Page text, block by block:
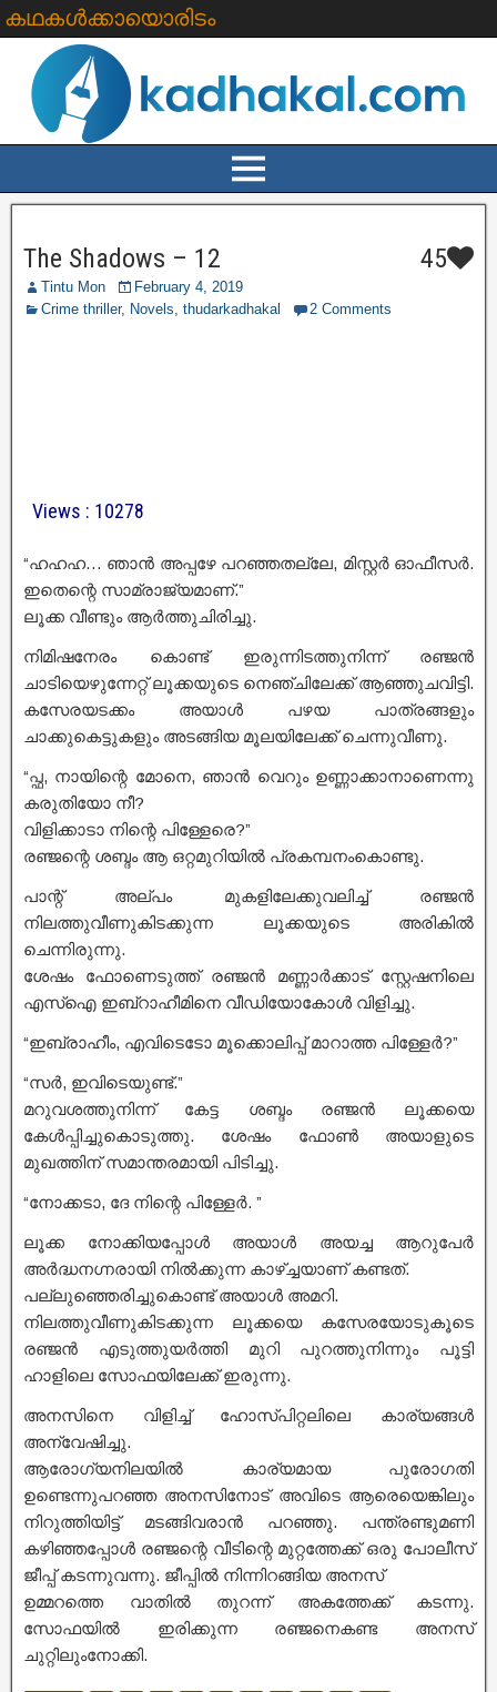
കഥകൾക്കായൊരിടം
The Shadows – 12 45
Tintu Mon
February 4, 2019
Crime thriller, Novels, thudarkadhakal 2 Comments
Views : 10278
“ഹഹഹ… ഞാൻ അപ്പഴേ പറഞ്ഞതല്ലേ, മിസ്റ്റർ ഓഫീസർ.
ഇതെന്റെ സാമ്രാജ്യമാണ്.”
ലൂക്ക വീണ്ടും ആർത്തുചിരിച്ചു.
നിമിഷനേരം കൊണ്ട് ഇരുന്നിടത്തുനിന്ന് രഞ്ജൻ
ചാടിയെഴുന്നേറ്റ് ലൂക്കയുടെ നെഞ്ചിലേക്ക് ആഞ്ഞുചവിട്ടി.
കസേരയടക്കം അയാൾ പഴയ പാത്രങ്ങളും
ചാക്കുകെട്ടുകളും അടങ്ങിയ മൂലയിലേക്ക് ചെന്നുവീണു.
“പ്ഫ, നായിന്റെ മോനെ, ഞാൻ വെറും ഉണ്ണാക്കാനാണെന്നു
കരുതിയോ നീ?
വിളിക്കാടാ നിന്റെ പിള്ളേരെ?”
രഞ്ജന്റെ ശബ്ദം ആ ഒറ്റമുറിയിൽ പ്രകമ്പനംകൊണ്ടു.
പാന്റ് അല്പം മുകളിലേക്കുവലിച്ച് രഞ്ജൻ
നിലത്തുവീണുകിടക്കുന്ന ലൂക്കയുടെ അരികിൽ
ചെന്നിരുന്നു.
ശേഷം ഫോണെടുത്ത് രഞ്ജൻ മണ്ണാർക്കാട് സ്റ്റേഷനിലെ
എസ്ഐ ഇബ്‌റാഹീമിനെ വീഡിയോകോൾ വിളിച്ചു.
“ഇബ്രാഹീം, എവിടെടോ മൂക്കൊലിപ്പ് മാറാത്ത പിള്ളേർ?”
“സർ, ഇവിടെയുണ്ട്.”
മറുവശത്തുനിന്ന് കേട്ട ശബ്ദം രഞ്ജൻ ലൂക്കയെ
കേൾപ്പിച്ചുകൊടുത്തു. ശേഷം ഫോൺ അയാളുടെ
മുഖത്തിന് സമാന്തരമായി പിടിച്ചു.
“നോക്കടാ, ദേ നിന്റെ പിള്ളേർ. ”
ലൂക്ക നോക്കിയപ്പോൾ അയാൾ അയച്ച ആറുപേർ
അർദ്ധനഗ്നരായി നിൽക്കുന്ന കാഴ്ച്ചയാണ് കണ്ടത്.
പല്ലുഞ്ഞെരിച്ചുകൊണ്ട് അയാൾ അമറി.
നിലത്തുവീണുകിടക്കുന്ന ലൂക്കയെ കസേരയോടുകൂടെ
രഞ്ജൻ എടുത്തുയർത്തി മുറി പുറത്തുനിന്നും പൂട്ടി
ഹാളിലെ സോഫയിലേക്ക് ഇരുന്നു.
അനസിനെ വിളിച്ച് ഹോസ്പിറ്റലിലെ കാര്യങ്ങൾ
അന്വേഷിച്ചു.
ആരോഗ്യനിലയിൽ കാര്യമായ പുരോഗതി
ഉണ്ടെന്നുപറഞ്ഞ അനസിനോട് അവിടെ ആരെയെങ്കിലും
നിറുത്തിയിട്ട് മടങ്ങിവരാൻ പറഞ്ഞു. പന്ത്രണ്ടുമണി
കഴിഞ്ഞപ്പോൾ രഞ്ജന്റെ വീടിന്റെ മുറ്റത്തേക്ക് ഒരു പോലീസ്
ജീപ്പ് കടന്നുവന്നു. ജീപ്പിൽ നിന്നിറങ്ങിയ അനസ്
ഉമ്മറത്തെ വാതിൽ തുറന്ന് അകത്തേക്ക് കടന്നു.
സോഫയിൽ ഇരിക്കുന്ന രഞ്ജനെകണ്ട അനസ്
ചുറ്റിലുംനോക്കി.